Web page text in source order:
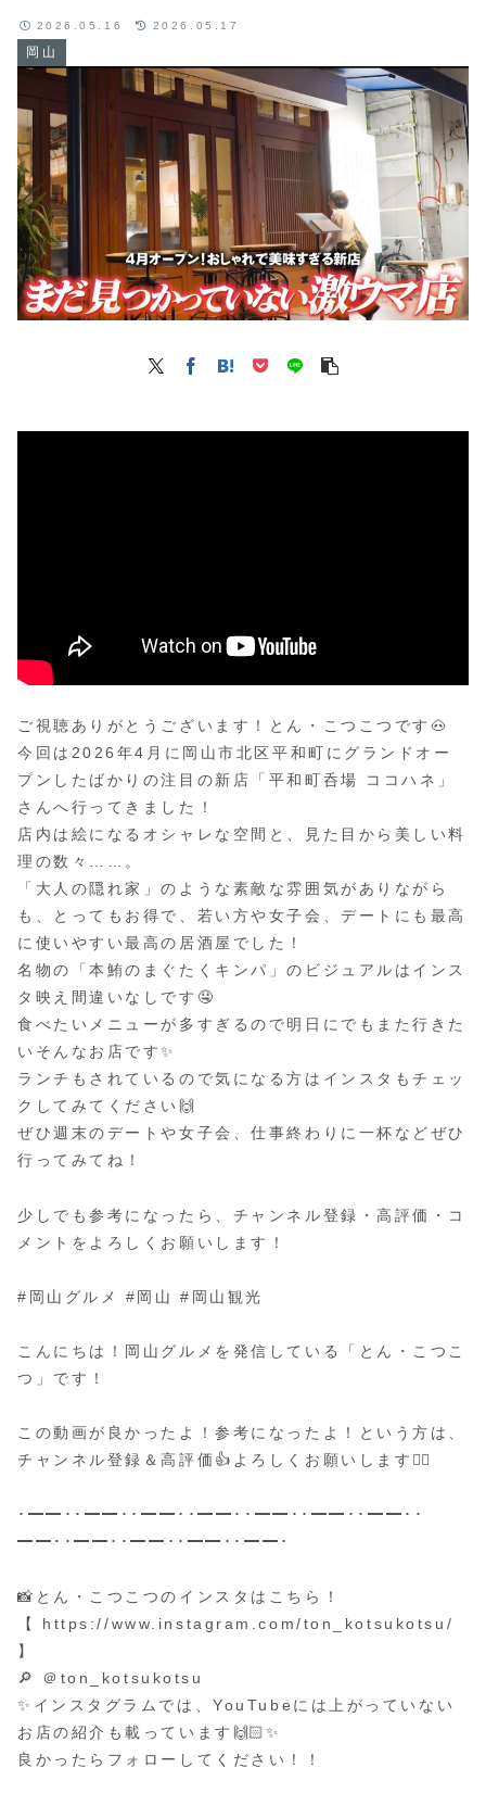
岡山
2026.05.16 2026.05.17
ご視聴ありがとうございます！とん・こつこつです🐽
今回は2026年4月に岡山市北区平和町にグランドオー
プンしたばかりの注目の新店「平和町呑場 ココハネ」
さんへ行ってきました！
店内は絵になるオシャレな空間と、見た目から美しい料
理の数々……。
「大人の隠れ家」のような素敵な雰囲気がありながら
も、とってもお得で、若い方や女子会、デートにも最高
に使いやすい最高の居酒屋でした！
名物の「本鮪のまぐたくキンパ」のビジュアルはインス
タ映え間違いなしです🤤
食べたいメニューが多すぎるので明日にでもまた行きた
いそんなお店です✨
ランチもされているので気になる方はインスタもチェッ
クしてみてください🙌
ぜひ週末のデートや女子会、仕事終わりに一杯などぜひ
行ってみてね！
少しでも参考になったら、チャンネル登録・高評価・コ
メントをよろしくお願いします！
#岡山グルメ #岡山 #岡山観光
こんにちは！岡山グルメを発信している「とん・こつこ
つ」です！
この動画が良かったよ！参考になったよ！という方は、
チャンネル登録＆高評価👍よろしくお願いします🙇‍♂️
･━━･･━━･･━━･･━━･･━━･･━━･･━━･･
━━･･━━･･━━･･━━･･━━･
📸とん・こつこつのインスタはこちら！
【 https://www.instagram.com/ton_kotsukotsu/
】
🔎 ＠ton_kotsukotsu
✨インスタグラムでは、YouTubeには上がっていない
お店の紹介も載っています🙌🏻✨
良かったらフォローしてください！！